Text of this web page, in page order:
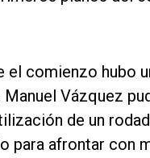
el comienzo hubo
Vázquez
de un
para afrontar con